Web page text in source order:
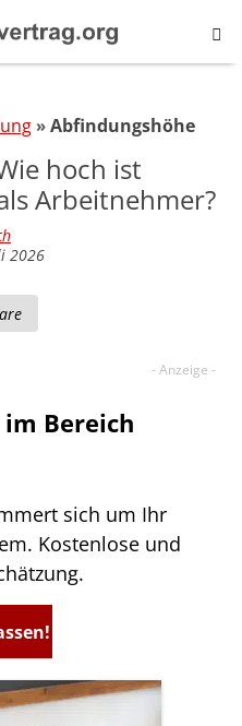
Abfindungshöhe
hoch ist
Arbeitnehmer?
2026
Bereich
sich um Ihr
Kostenlose und